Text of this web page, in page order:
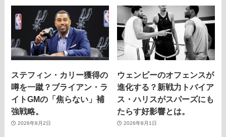
ステフィン・カリー獲得の
噂を一蹴？ブライアン・ラ
イトGMの「焦らない」補
強戦略。
2026年8月2日
ウェンビーのオフェンスが
進化する？新戦力トバイア
ス・ハリスがスパーズにも
たらす好影響とは。
2026年8月1日